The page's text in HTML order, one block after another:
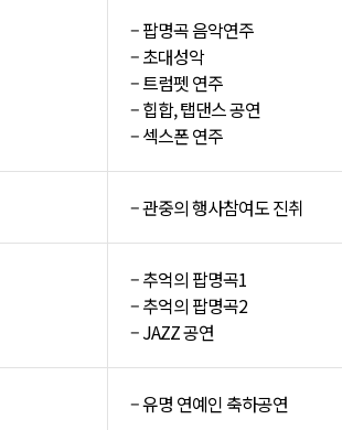
– 팝명곡 음악연주
– 초대성악
– 트럼펫 연주
– 힙합, 탭댄스 공연
– 섹스폰 연주
– 관중의 행사참여도 진취
– 추억의 팝명곡1
– 추억의 팝명곡2
– JAZZ 공연
– 유명 연예인 축하공연